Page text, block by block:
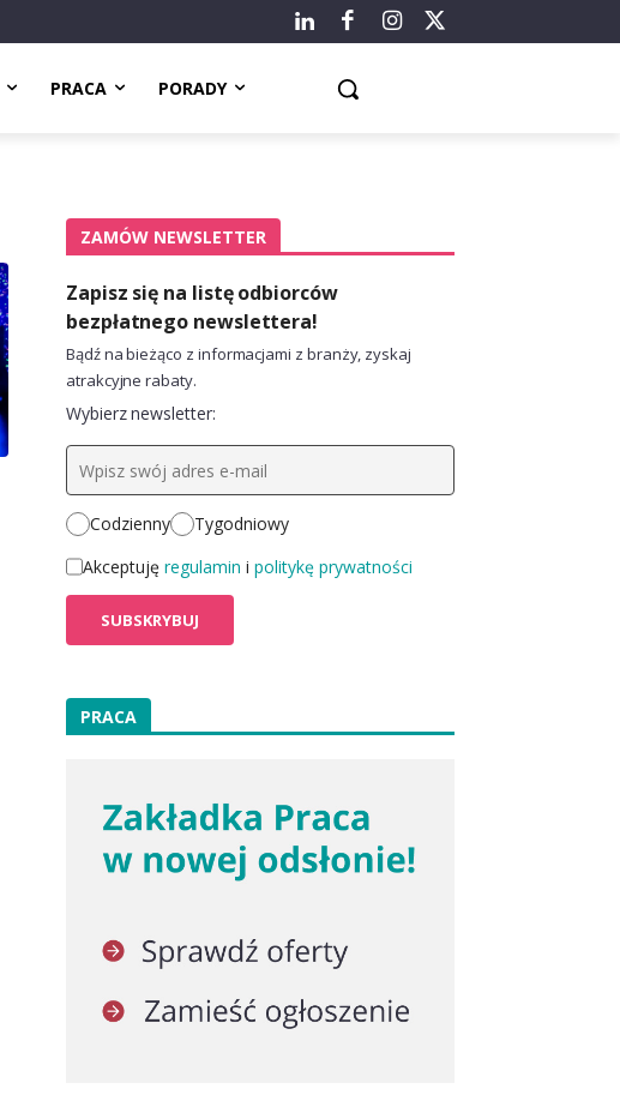
PRACA PORADY
ZAMÓW NEWSLETTER
Zapisz się na listę odbiorców
bezpłatnego newslettera!
Bądź na bieżąco z informacjami z branży, zyskaj
atrakcyjne rabaty.
Wybierz newsletter:
Codzienny
Tygodniowy
Akceptuję regulamin i politykę prywatności
PRACA